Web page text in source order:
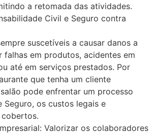
a retomada das atividades.
Civil e Seguro contra
suscetíveis a causar danos a
falhas em produtos, acidentes em
até em serviços prestados. Por
que tenha um cliente
pode enfrentar um processo
Seguro, os custos legais e
Valorizar os colaboradores